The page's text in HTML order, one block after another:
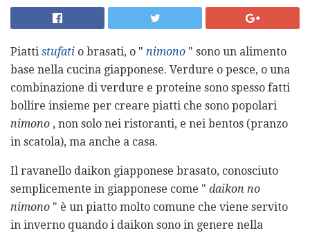
Piatti stufati o brasati, o " nimono " sono un alimento
base nella cucina giapponese. Verdure o pesce, o una
combinazione di verdure e proteine ​​sono spesso fatti
bollire insieme per creare piatti che sono popolari
nimono , non solo nei ristoranti, e nei bentos (pranzo
in scatola), ma anche a casa.
Il ravanello daikon giapponese brasato, conosciuto
semplicemente in giapponese come " daikon no
nimono " è un piatto molto comune che viene servito
in inverno quando i daikon sono in genere nella